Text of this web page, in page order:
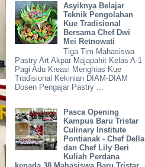
Asyiknya Belajar
Teknik Pengolahan
Kue Tradisional
Bersama Chef Dwi
Mei Retnowati
Tiga Tim Mahasiswa
Pastry Art Akpar Majapahit Kelas A-1
Pagi Adu Kreasi Menghias Kue
Tradisional Kekinian DIAM-DIAM
Dosen Pengajar Pastry ...
Pasca Opening
Kampus Baru Tristar
Culinary Institute
Pontianak - Chef Della
dan Chef Lily Beri
Kuliah Perdana